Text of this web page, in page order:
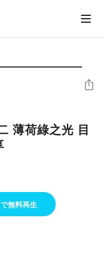
薄荷綠之光 目
シェア
無料再生